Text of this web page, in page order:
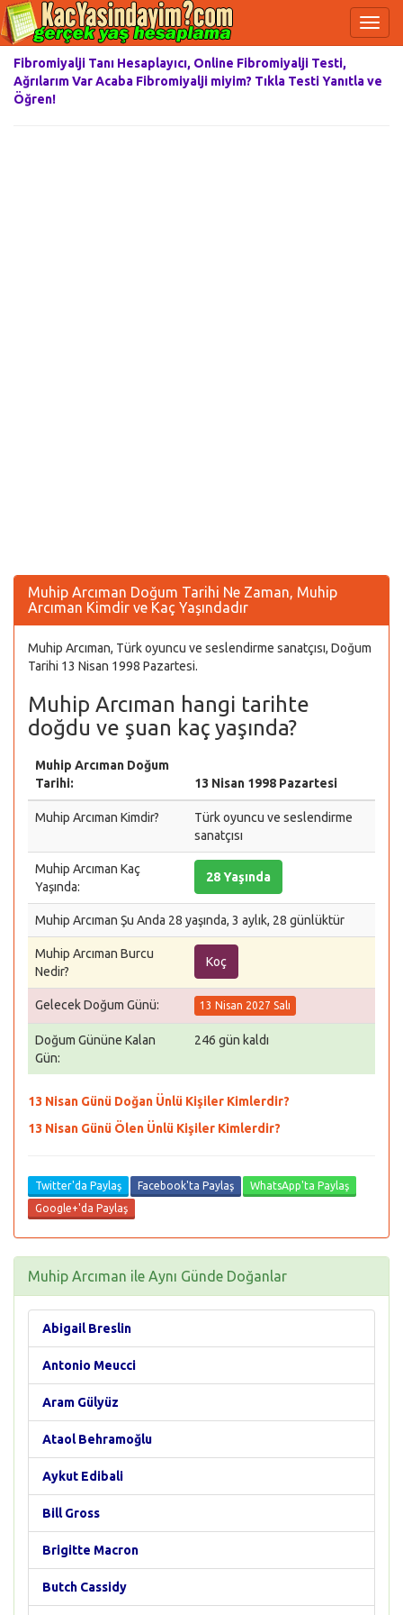
Fibromiyalji Tanı Hesaplayıcı, Online Fibromiyalji Testi,
Ağrılarım Var Acaba Fibromiyalji miyim? Tıkla Testi Yanıtla ve
Öğren!
Muhip Arcıman Doğum Tarihi Ne Zaman, Muhip
Arcıman Kimdir ve Kaç Yaşındadır
Muhip Arcıman, Türk oyuncu ve seslendirme sanatçısı, Doğum
Tarihi 13 Nisan 1998 Pazartesi.
Muhip Arcıman hangi tarihte
doğdu ve şuan kaç yaşında?
Muhip Arcıman Doğum
Tarihi:
13 Nisan 1998 Pazartesi
Muhip Arcıman Kimdir?
Türk oyuncu ve seslendirme
sanatçısı
Muhip Arcıman Kaç
Yaşında:
28 Yaşında
Muhip Arcıman Şu Anda 28 yaşında, 3 aylık, 28 günlüktür
Muhip Arcıman Burcu
Nedir?
Koç
Gelecek Doğum Günü: 13 Nisan 2027 Salı
Doğum Gününe Kalan
Gün:
246 gün kaldı
13 Nisan Günü Doğan Ünlü Kişiler Kimlerdir?
13 Nisan Günü Ölen Ünlü Kişiler Kimlerdir?
Twitter'da Paylaş Facebook'ta Paylaş
WhatsApp'ta Paylaş
Google+'da Paylaş
Muhip Arcıman ile Aynı Günde Doğanlar
Abigail Breslin
Antonio Meucci
Aram Gülyüz
Ataol Behramoğlu
Aykut Edibali
Bill Gross
Brigitte Macron
Butch Cassidy